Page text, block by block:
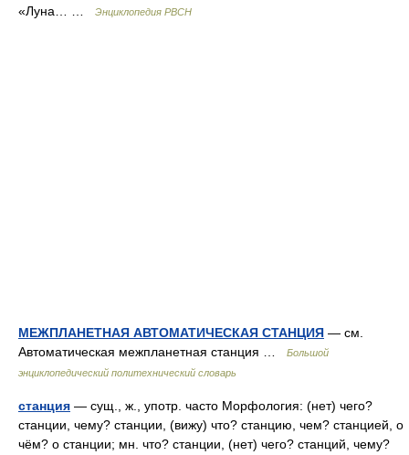
«Луна… …
Энциклопедия РВСН
МЕЖПЛАНЕТНАЯ АВТОМАТИЧЕСКАЯ СТАНЦИЯ — см.
Автоматическая межпланетная станция …
Большой
энциклопедический политехнический словарь
станция — сущ., ж., употр. часто Морфология: (нет) чего?
станции, чему? станции, (вижу) что? станцию, чем? станцией, о
чём? о станции; мн. что? станции, (нет) чего? станций, чему?